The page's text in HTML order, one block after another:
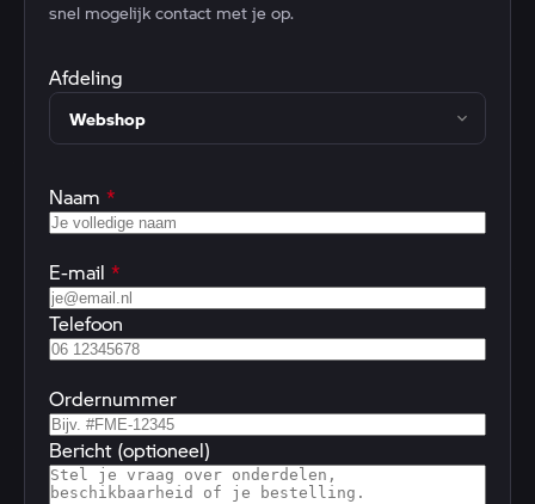
snel mogelijk contact met je op.
Afdeling
Naam *
E-mail *
Telefoon
Ordernummer
Bericht (optioneel)